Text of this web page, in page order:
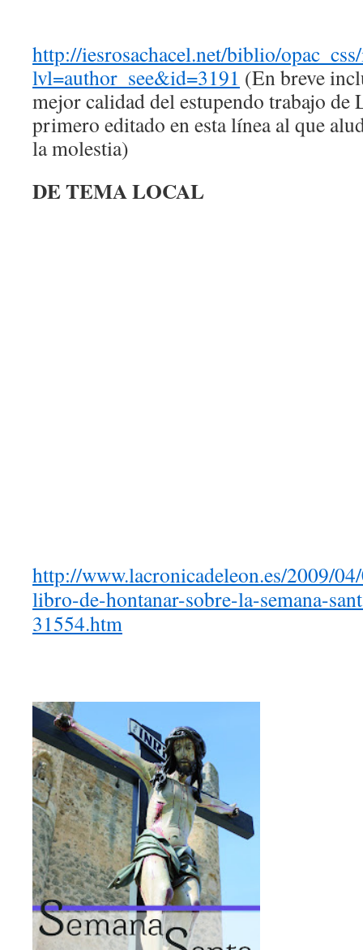
http://iesrosachacel.net/biblio/
lvl=author_see&id=3191 (En breve
mejor calidad del estupendo trabajo de
primero editado en esta línea al que
la molestia)
DE TEMA LOCAL
http://www.lacronicadeleon.es/2009/
libro-de-hontanar-sobre-la-semana-
31554.htm